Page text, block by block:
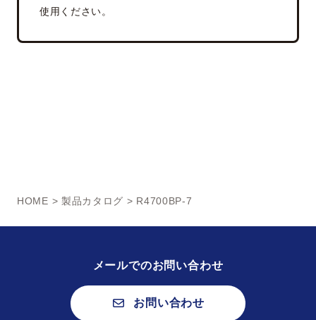
使用ください。
HOME > 製品カタログ > R4700BP-7
メールでのお問い合わせ
お問い合わせ